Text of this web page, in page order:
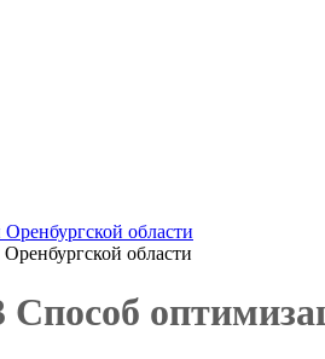
области
области
Способ